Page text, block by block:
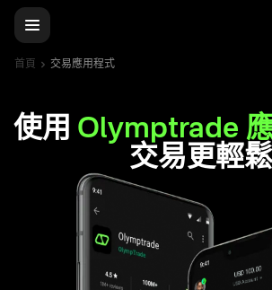
首頁 交易應用程式
使用 Olymptrade
交易更輕鬆